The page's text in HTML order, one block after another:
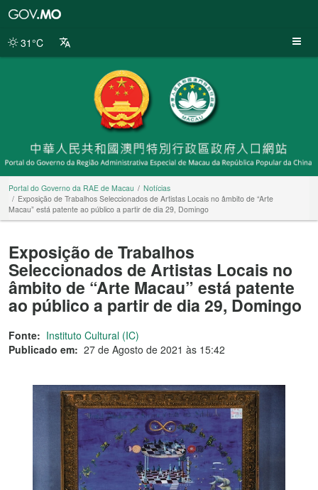
da
31°C
Portal do Governo da RAE de Macau
Notícias
Exposição de Trabalhos Seleccionados de Artistas Locais no âmbito de “Arte
Macau” está patente ao público a partir de dia 29, Domingo
Exposição de Trabalhos
Seleccionados de Artistas Locais no
âmbito de “Arte Macau” está patente
ao público a partir de dia 29, Domingo
Fonte: Instituto Cultural (IC)
Publicado em: 27 de Agosto de 2021 às 15:42